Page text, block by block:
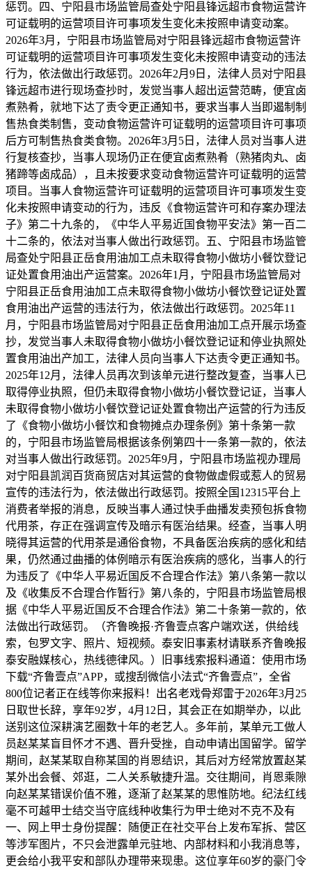
惩罚。四、宁阳县市场监管局查处宁阳县锋远超市食物运营许
可证载明的运营项目许可事项发生变化未按照申请变动案。
2026年3月，宁阳县市场监管局对宁阳县锋远超市食物运营许
可证载明的运营项目许可事项发生变化未按照申请变动的违法
行为，依法做出行政惩罚。2026年2月9日，法律人员对宁阳县
锋远超市进行现场查抄时，发觉当事人超出运营范畴，便宜卤
煮熟肴，就地下达了责令更正通知书，要求当事人当即遏制制
售热食类制售，变动食物运营许可证载明的运营项目许可事项
后方可制售热食类食物。2026年3月5日，法律人员对当事人进
行复核查抄，当事人现场仍正在便宜卤煮熟肴（熟猪肉丸、卤
猪蹄等卤成品），且未按要求变动食物运营许可证载明的运营
项目。当事人食物运营许可证载明的运营项目许可事项发生变
化未按照申请变动的行为，违反《食物运营许可和存案办理法
子》第二十九条的，《中华人平易近国食物平安法》第一百二
十二条的，依法对当事人做出行政惩罚。五、宁阳县市场监管
局查处宁阳县正岳食用油加工点未取得食物小做坊小餐饮登记
证处置食用油出产运营案。2026年1月，宁阳县市场监管局对
宁阳县正岳食用油加工点未取得食物小做坊小餐饮登记证处置
食用油出产运营的违法行为，依法做出行政惩罚。2025年11
月，宁阳县市场监管局对宁阳县正岳食用油加工点开展示场查
抄，发觉当事人未取得食物小做坊小餐饮登记证和停业执照处
置食用油出产加工，法律人员向当事人下达责令更正通知书。
2025年12月，法律人员再次到该单元进行整改复查，当事人已
取得停业执照，但仍未取得食物小做坊小餐饮登记证，当事人
未取得食物小做坊小餐饮登记证处置食物出产运营的行为违反
了《食物小做坊小餐饮和食物摊点办理条例》第十条第一款
的，宁阳县市场监管局根据该条例第四十一条第一款的，依法
对当事人做出行政惩罚。2025年9月，宁阳县市场监视办理局
对宁阳县凯润百货商贸店对其运营的食物做虚假或惹人的贸易
宣传的违法行为，依法做出行政惩罚。按照全国12315平台上
消费者举报的消息，反映当事人通过快手曲播发卖预包拆食物
代用茶，存正在强调宣传及暗示有医治结果。经查，当事人明
晓得其运营的代用茶是通俗食物，不具备医治疾病的感化和结
果，仍然通过曲播的体例暗示有医治疾病的感化，当事人的行
为违反了《中华人平易近国反不合理合作法》第八条第一款以
及《收集反不合理合作暂行》第八条的，宁阳县市场监管局根
据《中华人平易近国反不合理合作法》第二十条第一款的，依
法做出行政惩罚。（齐鲁晚报·齐鲁壹点客户端欢送，供给线
索，包罗文字、照片、短视频。泰安旧事素材请联系齐鲁晚报
泰安融媒核心，热线德律风。）旧事线索报料通道：使用市场
下载“齐鲁壹点”APP，或搜刮微信小法式“齐鲁壹点”，全省
800位记者正在线等你来报料！出名老戏骨郑雷于2026年3月25
日取世长辞，享年92岁，4月12日，其会正在如期举办，以此
送别这位深耕演艺圈数十年的老艺人。多年前，某单元工做人
员赵某某盲目怀才不遇、晋升受挫，自动申请出国留学。留学
期间，赵某某取自称某国的肖恩结识，其后对方经常放置赵某
某外出会餐、郊逛，二人关系敏捷升温。交往期间，肖恩乘隙
向赵某某错误价值不雅，逐渐了赵某某的思惟防地。纪法红线
毫不可越甲士结交当守底线种收集行为甲士绝对不克不及有
一、网上甲士身份提醒：随便正在社交平台上发布军拆、营区
等涉军图片，不只会泄露单元驻地、内部材料和小我消息等，
更会给小我平安和部队办理带来现患。这位享年60岁的豪门令